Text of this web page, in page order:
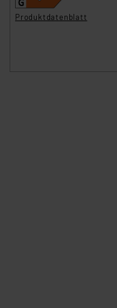
Produktdatenblatt